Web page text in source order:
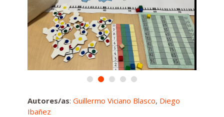
Autores/as: Guillermo Viciano Blasco, Diego
Ibañez